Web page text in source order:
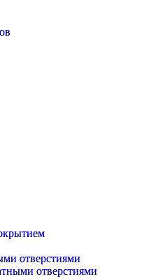
отверстиями
отверстиями